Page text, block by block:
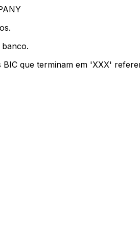
banco.
que terminam em 'XXX'